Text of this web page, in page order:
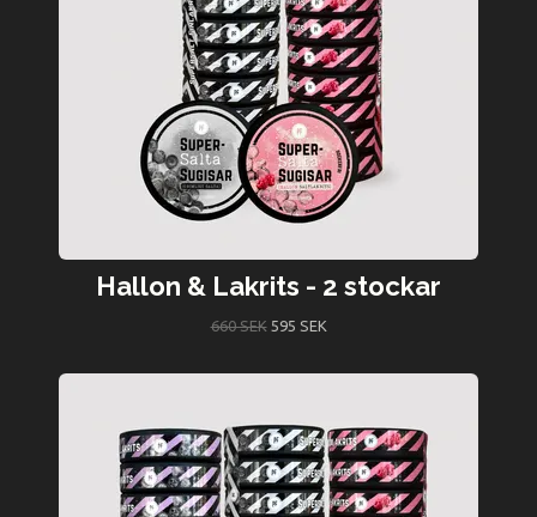
Hallon & Lakrits - 2 stockar
660 SEK 595 SEK